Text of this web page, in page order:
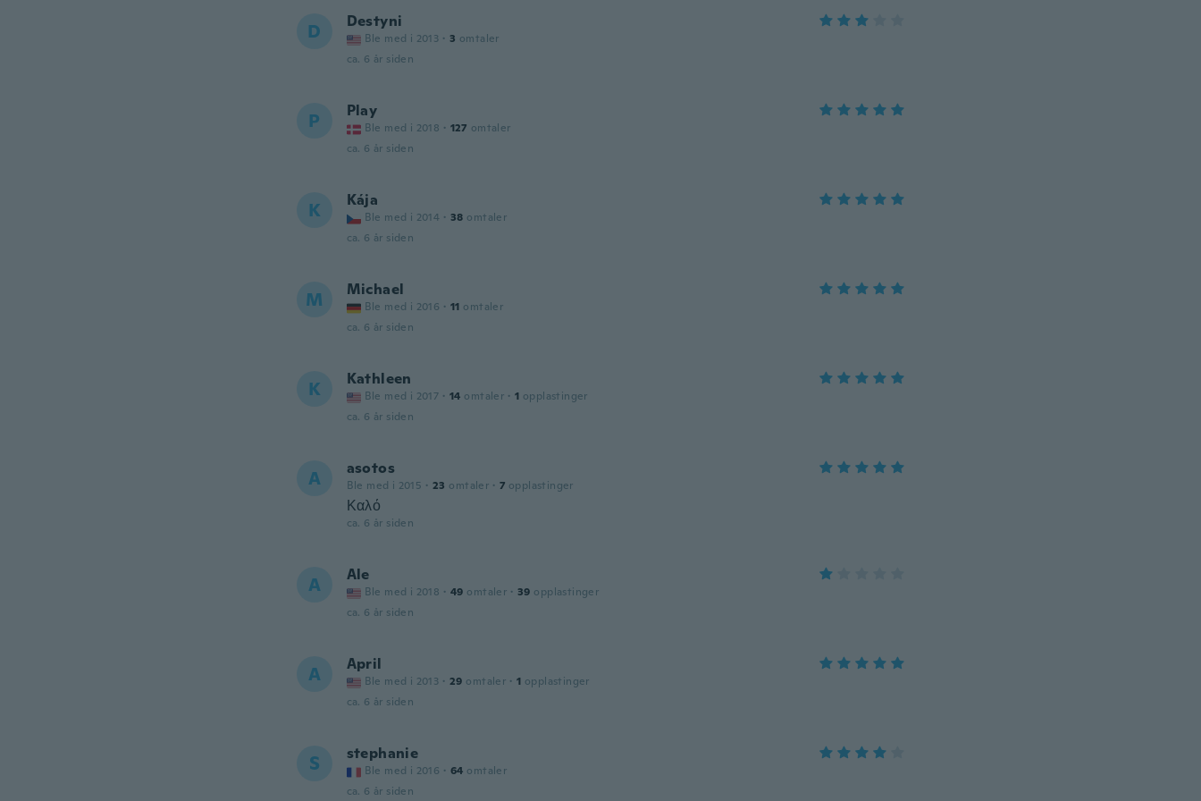
D Destyni
Ble med i 2013 · 3 omtaler
ca. 6 år siden
P Play
Ble med i 2018 · 127 omtaler
ca. 6 år siden
K Kája
Ble med i 2014 · 38 omtaler
ca. 6 år siden
M Michael
Ble med i 2016 · 11 omtaler
ca. 6 år siden
K Kathleen
Ble med i 2017 · 14 omtaler · 1 opplastinger
ca. 6 år siden
A asotos
Ble med i 2015 · 23 omtaler · 7 opplastinger
Καλό
ca. 6 år siden
A Ale
Ble med i 2018 · 49 omtaler · 39 opplastinger
ca. 6 år siden
A April
Ble med i 2013 · 29 omtaler · 1 opplastinger
ca. 6 år siden
S stephanie
Ble med i 2016 · 64 omtaler
ca. 6 år siden